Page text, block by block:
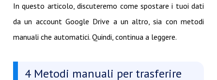
In questo articolo, discuteremo come spostare i tuoi dati
da un account Google Drive a un altro, sia con metodi
manuali che automatici. Quindi, continua a leggere.
4 Metodi manuali per trasferire